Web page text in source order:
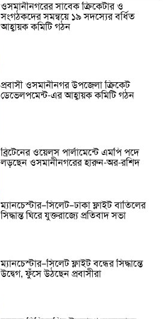
ওসমানীনগরের সাবেক ক্রিকেটার ও
সংগঠকদের সমন্বয়ে ১৯ সদস্যের বর্ধিত
আহ্বায়ক কমিটি গঠন
প্রবাসী ওসমানীনগর উপজেলা ক্রিকেট
ডেভেলপমেন্ট-এর আহ্বায়ক কমিটি গঠন
ব্রিটেনের ওয়েলস পার্লামেন্টে এমপি পদে
লড়ছেন ওসমানীনগরের হারুন-অর-রশিদ
ম্যানচেস্টার–সিলেট–ঢাকা ফ্লাইট বাতিলের
সিদ্ধান্ত ঘিরে যুক্তরাজ্যে প্রতিবাদ সভা
ম্যানচেস্টার–সিলেট ফ্লাইট বন্ধের সিদ্ধান্তে
উদ্বেগ, ফুঁসে উঠছেন প্রবাসীরা